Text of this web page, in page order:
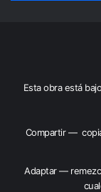
Esta obra está
Compartir —
Adaptar —